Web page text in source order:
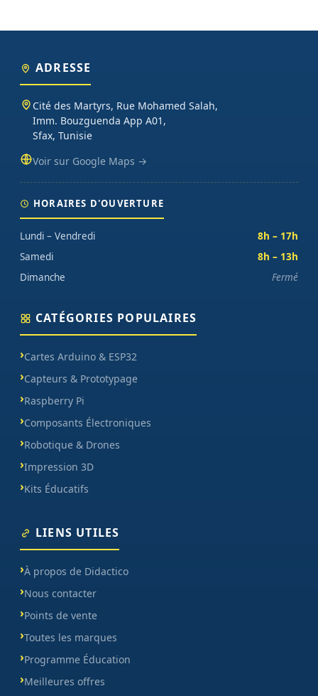
ADRESSE
Cité des Martyrs, Rue Mohamed Salah,
Imm. Bouzguenda App A01,
Sfax, Tunisie
Voir sur Google Maps →
HORAIRES D'OUVERTURE
Lundi – Vendredi
8h – 17h
Samedi
8h – 13h
Dimanche
Fermé
CATÉGORIES POPULAIRES
Cartes Arduino & ESP32
Capteurs & Prototypage
Raspberry Pi
Composants Électroniques
Robotique & Drones
Impression 3D
Kits Éducatifs
LIENS UTILES
À propos de Didactico
Nous contacter
Points de vente
Toutes les marques
Programme Éducation
Meilleures offres